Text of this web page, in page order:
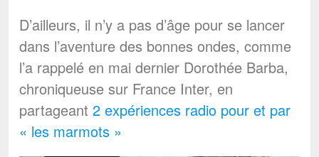
D’ailleurs, il n’y a pas d’âge pour se lancer
dans l’aventure des bonnes ondes, comme
l’a rappelé en mai dernier Dorothée Barba,
chroniqueuse sur France Inter, en
partageant 2 expériences radio pour et par
« les marmots »